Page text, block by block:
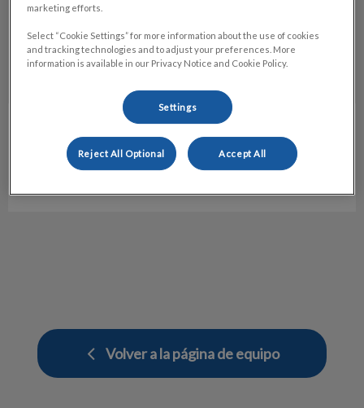
Auxiliar Técnico Veterinario
Hospital Veterinario Molins
Volver a la página de equipo
marketing efforts.
Select “Cookie Settings” for more information about the use of cookies
and tracking technologies and to adjust your preferences. More
information is available in our Privacy Notice and Cookie Policy.
Settings
Reject All Optional Accept All